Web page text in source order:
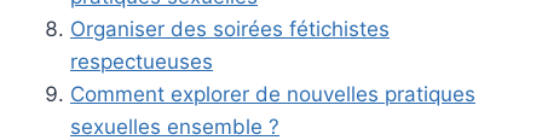
Organiser des soirées fétichistes
respectueuses
Comment explorer de nouvelles pratiques
sexuelles ensemble ?